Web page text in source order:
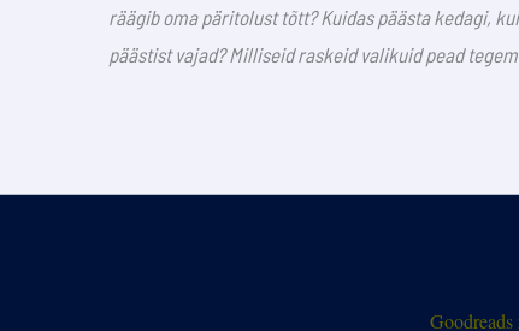
räägib oma päritolust tõtt? Kuidas päästa kedagi,
päästist vajad? Milliseid raskeid valikuid pead